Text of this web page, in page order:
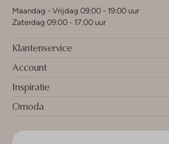
Maandag - Vrijdag 09:00 - 19:00 uur
Zaterdag 09:00 - 17:00 uur
Klantenservice
Account
Inspiratie
Omoda